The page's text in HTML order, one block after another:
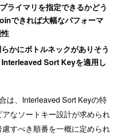
イマリを指定できるかどう
きれば大幅なパフォーマ
かにボトルネックがありそう
Sort Keyを適用し
は、Interleaved Sort Keyの特
なソートキー設計が求められ
すべき順番を一概に定められ